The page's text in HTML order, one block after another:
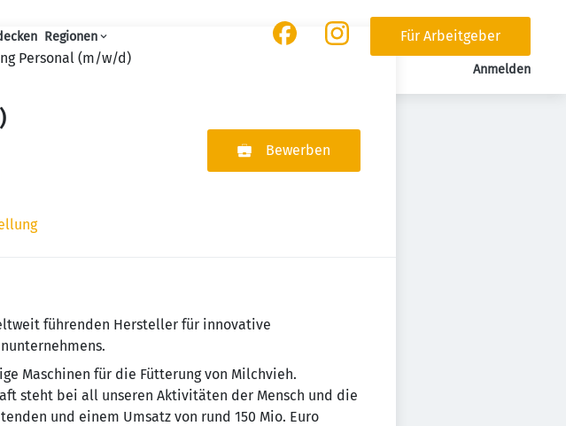
Regionen
Für Arbeitgeber
Anmelden
Personal (m/w/d)
Bewerben
führenden Hersteller für innovative
Maschinen für die Fütterung von Milchvieh.
steht bei all unseren Aktivitäten der Mensch und die
und einem Umsatz von rund 150 Mio. Euro